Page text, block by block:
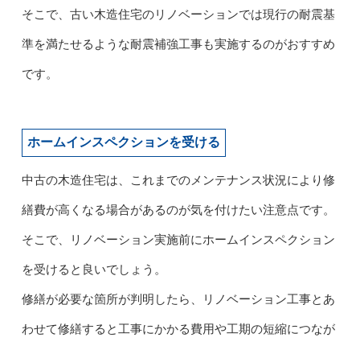
そこで、古い木造住宅のリノベーションでは現行の耐震基
準を満たせるような耐震補強工事も実施するのがおすすめ
です。
ホームインスペクションを受ける
中古の木造住宅は、これまでのメンテナンス状況により修
繕費が高くなる場合があるのが気を付けたい注意点です。
そこで、リノベーション実施前にホームインスペクション
を受けると良いでしょう。
修繕が必要な箇所が判明したら、リノベーション工事とあ
わせて修繕すると工事にかかる費用や工期の短縮につなが